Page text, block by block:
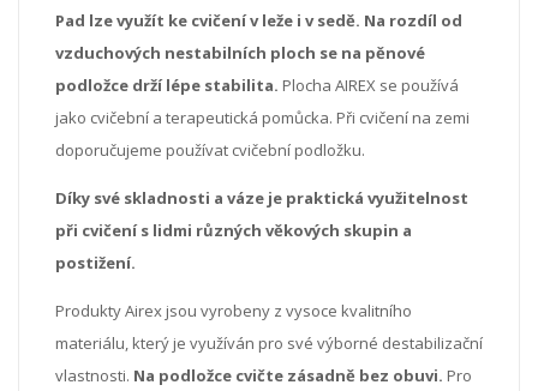
Pad lze využít ke cvičení v leže i v sedě. Na rozdíl od
vzduchových nestabilních ploch se na pěnové
podložce drží lépe stabilita. Plocha AIREX se používá
jako cvičební a terapeutická pomůcka. Při cvičení na zemi
doporučujeme používat cvičební podložku.
Díky své skladnosti a váze je praktická využitelnost
při cvičení s lidmi různých věkových skupin a
postižení.
Produkty Airex jsou vyrobeny z vysoce kvalitního
materiálu, který je využíván pro své výborné destabilizační
vlastnosti. Na podložce cvičte zásadně bez obuvi. Pro